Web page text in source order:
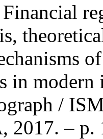
in
/
2017. – p.